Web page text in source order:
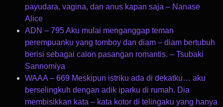
payudara, vagina, dan anus kapan saja – Nanase
Alice
ADN – 795 Aku mulai menganggap teman
perempuanku yang tomboy dan diam – diam bertubuh
berisi sebagai calon pasangan romantis. – Tsubaki
Sannomiya
WAAA – 669 Meskipun istriku ada di dekatku… aku
berselingkuh dengan adik iparku di rumah. Dia
membisikkan kata – kata kotor di telingaku yang hanya